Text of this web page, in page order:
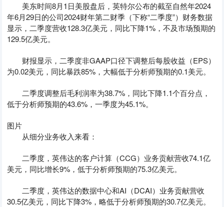
美东时间8月1日美股盘后，英特尔公布的截至自然年2024
年6月29日的公司2024财年第二财季（下称“二季度”）财务数据
显示，二季度营收128.3亿美元，同比下降1%，不及市场预期的
129.5亿美元。
财报显示，二季度非GAAP口径下调整后每股收益（EPS）
为0.02美元，同比暴跌85%，大幅低于分析师预期的0.1美元。
二季度调整后毛利润率为38.7%，同比下降1.1个百分点，
低于分析师预期的43.6%，一季度为45.1%。
图片
从细分业务收入来看：
二季度，英伟达的客户计算（CCG）业务贡献营收74.1亿
美元，同比增长9%，低于分析师预期的75.3亿美元。
二季度，英伟达的数据中心和AI（DCAI）业务贡献营收
30.5亿美元，同比下降3%，略低于分析师预期的30.7亿美元。